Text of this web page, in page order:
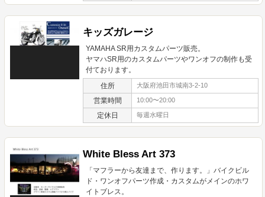
キッズガレージ
YAMAHA SR用カスタムパーツ販売。
ヤマハSR用のカスタムパーツやワンオフの制作も受
付ております。
住所 大阪府池田市城南3-2-10
営業時間 10:00〜20:00
定休日 毎週水曜日
White Bless Art 373
「マフラーから友達まで、作ります。」バイクビル
ド・ワンオフパーツ作成・カスタムがメインのホワ
イトブレス。